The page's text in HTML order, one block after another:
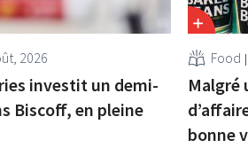
2026
investit un demi-
Biscoff, en pleine
Food
Malgré
bonne